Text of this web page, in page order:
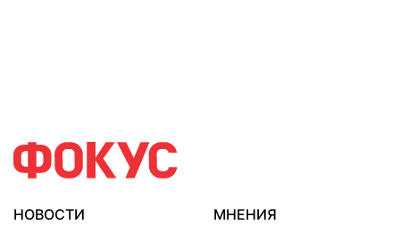
НОВОСТИ
МНЕНИЯ